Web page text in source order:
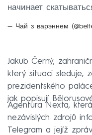
начинает
— Чай з варэннем
Jakub Černý,
který situaci sleduje,
prezidentského
jak popisují
Agentura Nexta,
nezávislých zdrojů
Telegram a jejíž